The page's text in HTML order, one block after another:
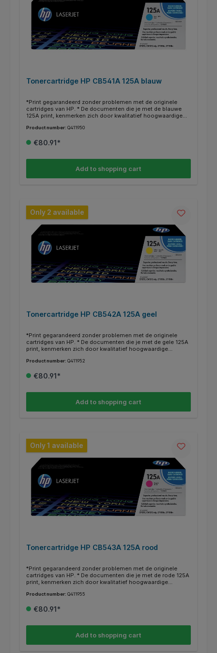
Tonercartridge HP CB541A 125A blauw
*Print gegarandeerd zonder problemen met de originele
cartridges van HP. * De documenten die je met de blauwe
125A print, kenmerken zich door kwalitatief hoogwaardige
de HP printers heb je vaak de mogelijkheid om in plaats van
voor nog meer en goedkoper printen. * Deze XL/HC cartridge
Product number: Q411950
€80.91*
Add to shopping cart
Only 2 available
Tonercartridge HP CB542A 125A geel
*Print gegarandeerd zonder problemen met de originele
cartridges van HP. * De documenten die je met de gele 125A
print, kenmerken zich door kwalitatief hoogwaardige
de HP printers heb je vaak de mogelijkheid om in plaats van
voor nog meer en goedkoper printen. * Deze XL/HC cartridge
Product number: Q411952
€80.91*
Add to shopping cart
Only 1 available
Tonercartridge HP CB543A 125A rood
*Print gegarandeerd zonder problemen met de originele
cartridges van HP. * De documenten die je met de rode 125A
print, kenmerken zich door kwalitatief hoogwaardige
de HP printers heb je vaak de mogelijkheid om in plaats van
voor nog meer en goedkoper printen. * Deze XL/HC cartridge
Product number: Q411955
€80.91*
Add to shopping cart